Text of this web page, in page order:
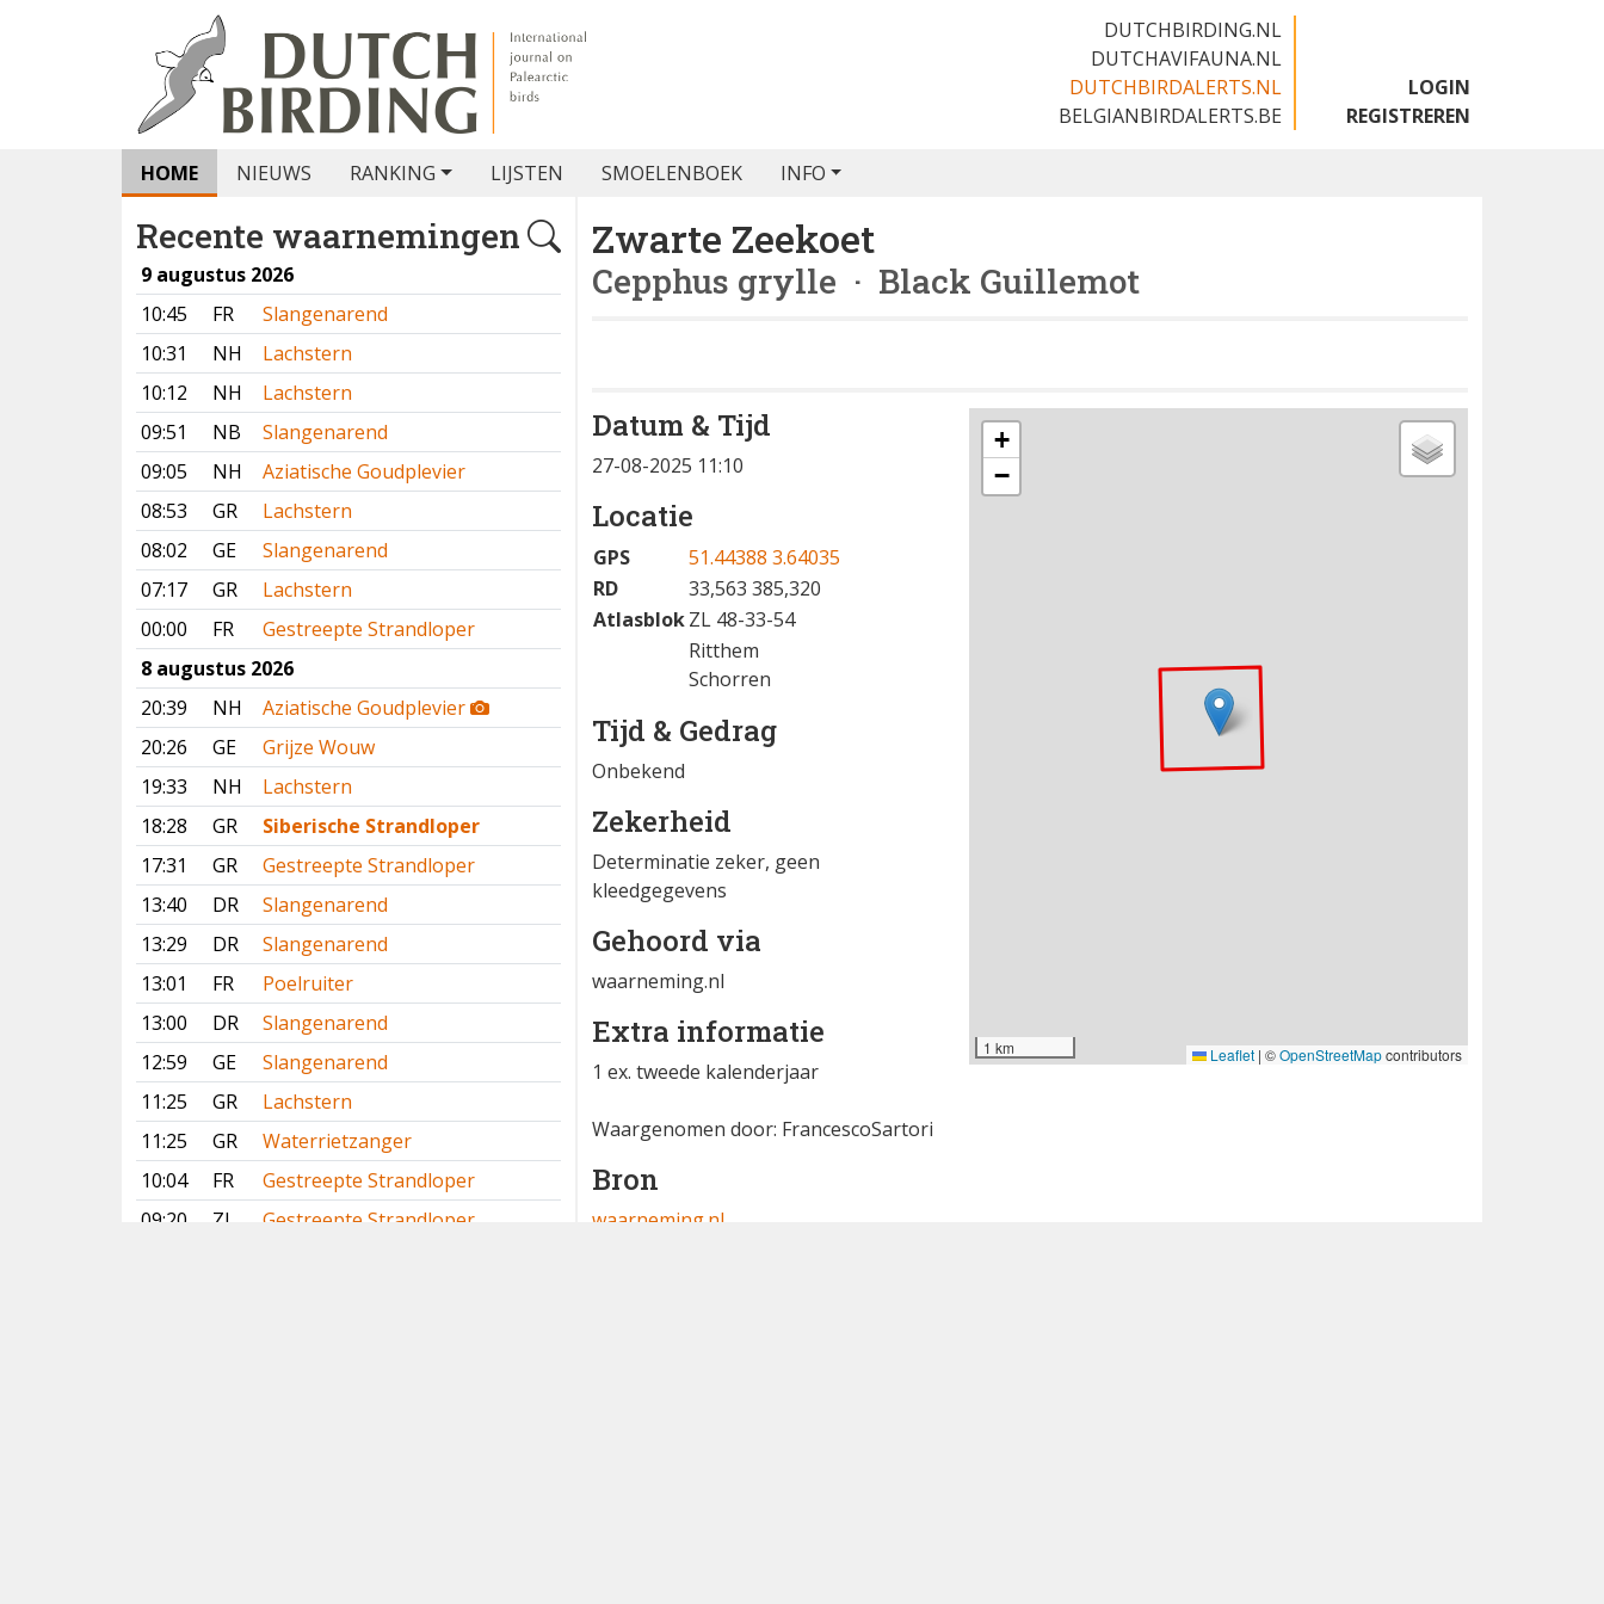
DUTCHBIRDING.NL
DUTCHAVIFAUNA.NL
DUTCHBIRDALERTS.NL
BELGIANBIRDALERTS.BE
LOGIN
REGISTREREN
HOME NIEUWS RANKING LIJSTEN SMOELENBOEK INFO
Recente waarnemingen
9 augustus 2026
10:45
FR
Slangenarend
10:31
NH
Lachstern
10:12
NH
Lachstern
09:51
NB
Slangenarend
09:05
NH
Aziatische Goudplevier
08:53
GR
Lachstern
08:02
GE
Slangenarend
07:17
GR
Lachstern
00:00
FR
Gestreepte Strandloper
8 augustus 2026
20:39
NH
Aziatische Goudplevier
20:26
GE
Grijze Wouw
19:33
NH
Lachstern
18:28
GR
Siberische Strandloper
17:31
GR
Gestreepte Strandloper
13:40
DR
Slangenarend
13:29
DR
Slangenarend
13:01
FR
Poelruiter
13:00
DR
Slangenarend
12:59
GE
Slangenarend
11:25
GR
Lachstern
11:25
GR
Waterrietzanger
10:04
FR
Gestreepte Strandloper
09:20
ZL
Gestreepte Strandloper
Zwarte Zeekoet
Cepphus grylle · Black Guillemot
Datum & Tijd
27-08-2025 11:10
Locatie
GPS
51.44388 3.64035
RD
33,563 385,320
AtlasblokZL 48-33-54
Ritthem
Schorren
Tijd & Gedrag
Onbekend
Zekerheid
Determinatie zeker, geen
kleedgegevens
Gehoord via
waarneming.nl
Extra informatie
1 ex. tweede kalenderjaar
Waargenomen door: FrancescoSartori
Bron
waarneming.nl
+
−
1 km Leaflet | ©OpenStreetMapcontributors